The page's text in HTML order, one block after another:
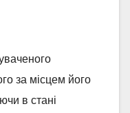
за місцем його
в стані